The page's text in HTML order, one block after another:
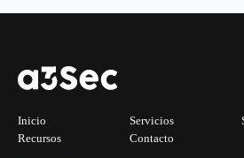
Inicio Servicios
Recursos
Contacto